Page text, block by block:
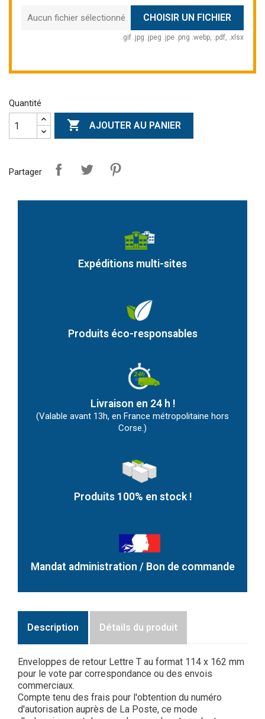
Aucun fichier sélectionné CHOISIR UN FICHIER
.gif .jpg .jpeg .jpe .png .webp, .pdf, .xlsx
Quantité
 AJOUTER AU PANIER
Partager
Expéditions multi-sites
Produits éco-responsables
Livraison en 24 h !
(Valable avant 13h, en France métropolitaine hors
Corse.)
Produits 100% en stock !
Mandat administration / Bon de commande
Description Détails du produit
Enveloppes de retour Lettre T au format 114 x 162 mm
pour le vote par correspondance ou des envois
commerciaux.
Compte tenu des frais pour l'obtention du numéro
d'autorisation auprès de La Poste, ce mode